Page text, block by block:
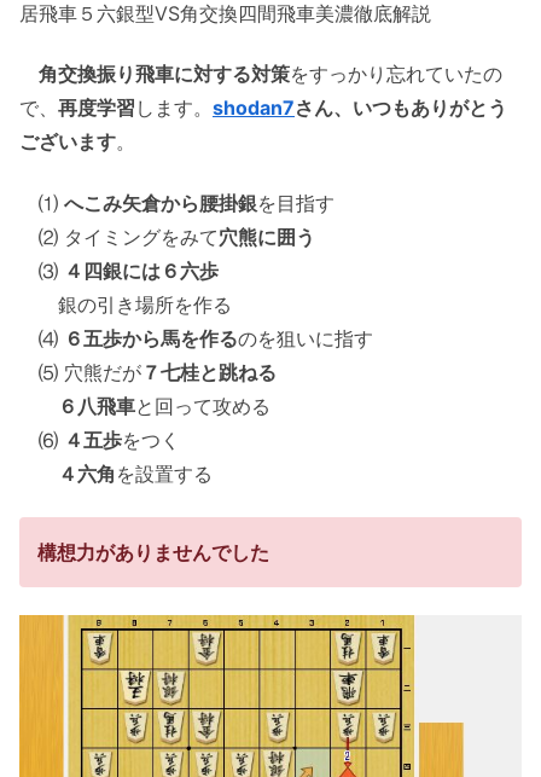
居飛車５六銀型VS角交換四間飛車美濃徹底解説
角交換振り飛車に対する対策をすっかり忘れていたの
で、 再度学習 します。 shodan7さん、いつもありがとう
ございます。
⑴ へこみ矢倉から腰掛銀を目指す
⑵ タイミングをみて穴熊に囲う
⑶ ４四銀には６六歩
銀の引き場所を作る
⑷ ６五歩から馬を作るのを狙いに指す
⑸ 穴熊だが ７七桂と跳ねる
６八飛車と回って攻める
⑹ ４五歩をつく
４六角 を設置する
構想力がありませんでした